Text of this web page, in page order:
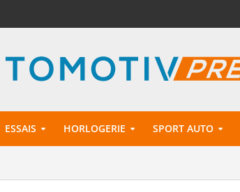
ESSAIS HORLOGERIE SPORT AUTO